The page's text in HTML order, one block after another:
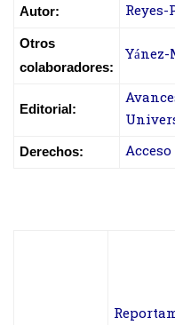
Autor:
Otros
colaboradores:
Editorial:
Derechos: